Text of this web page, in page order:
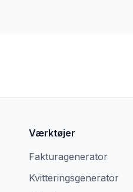
Værktøjer
Fakturagenerator
Kvitteringsgenerator